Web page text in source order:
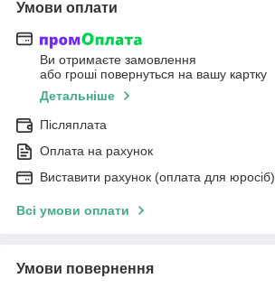
Умови оплати
Ви отримаєте замовлення
або гроші повернуться на вашу картку
Детальніше
Післяплата
Оплата на рахунок
Виставити рахунок (оплата для юросіб)
Всі умови оплати
Умови повернення